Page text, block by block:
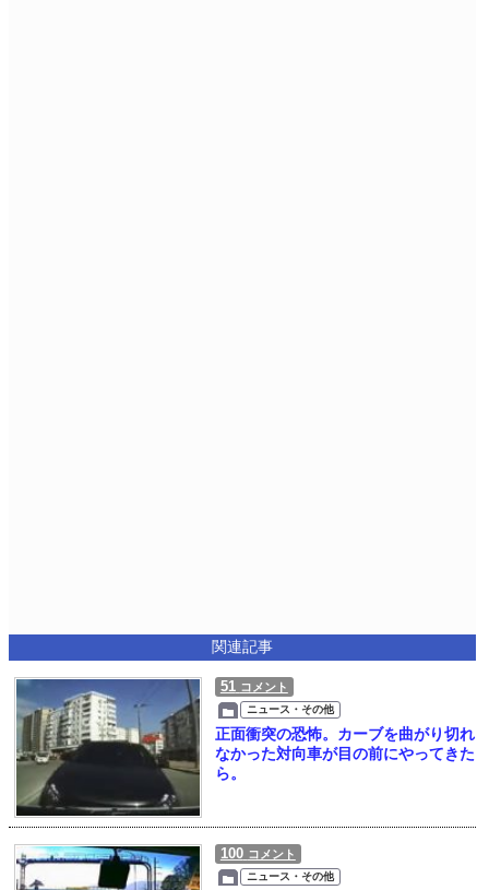
関連記事
51 コメント
ニュース・その他
正面衝突の恐怖。カーブを曲がり切れ
なかった対向車が目の前にやってきた
ら。
100 コメント
ニュース・その他